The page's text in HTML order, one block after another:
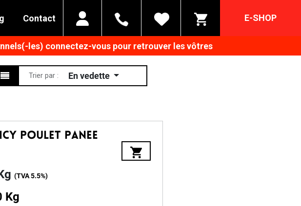
Contact E-SHOP
les) connectez-vous pour retrouver les vôtres
Trier par : En vedette
Poulet Panee
(TVA5.5%)
Kg